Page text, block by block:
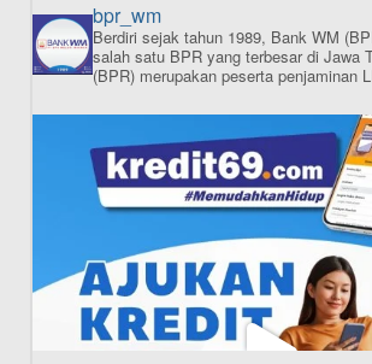
ISI APLIKASI SEKARANG
bpr_wm
Berdiri sejak tahun 1989, Bank WM
salah satu BPR yang terbesar di Jawa
(BPR) merupakan peserta penjaminan